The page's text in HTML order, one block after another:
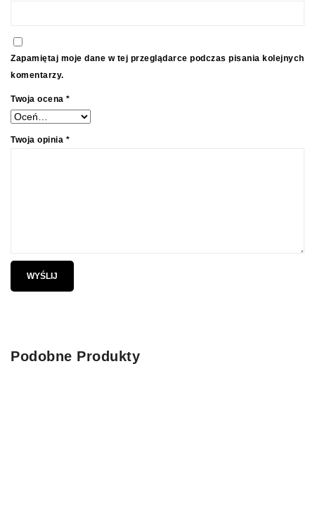
Zapamiętaj moje dane w tej przeglądarce podczas pisania kolejnych
komentarzy.
Twoja ocena *
Twoja opinia *
Podobne Produkty